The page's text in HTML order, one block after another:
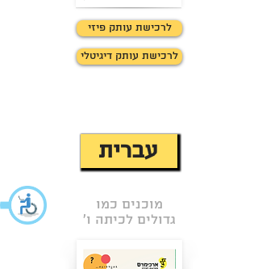
לרכישת עותק פיזי
לרכישת עותק דיגיטלי
עברית
מוכנים כמו
גדולים לכיתה ו'